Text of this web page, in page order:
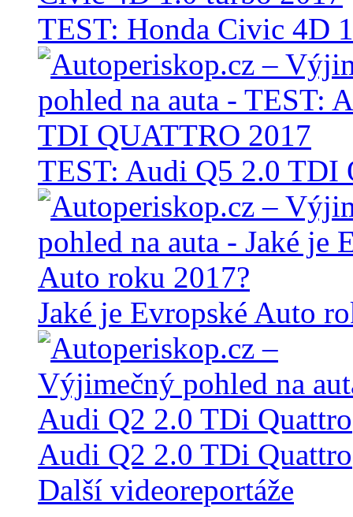
TEST: Honda Civic 4D
TEST: Audi Q5 2.0 TDI
Jaké je Evropské Auto
Audi Q2 2.0 TDi Quattro
Další videoreportáže